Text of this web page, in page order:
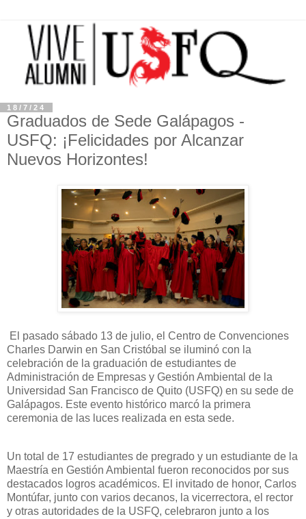
18/7/24
Graduados de Sede Galápagos -
USFQ: ¡Felicidades por Alcanzar
Nuevos Horizontes!
El pasado sábado 13 de julio, el Centro de Convenciones
Charles Darwin en San Cristóbal se iluminó con la
celebración de la graduación de estudiantes de
Administración de Empresas y Gestión Ambiental de la
Universidad San Francisco de Quito (USFQ) en su sede de
Galápagos. Este evento histórico marcó la primera
ceremonia de las luces realizada en esta sede.
Un total de 17 estudiantes de pregrado y un estudiante de la
Maestría en Gestión Ambiental fueron reconocidos por sus
destacados logros académicos. El invitado de honor, Carlos
Montúfar, junto con varios decanos, la vicerrectora, el rector
y otras autoridades de la USFQ, celebraron junto a los